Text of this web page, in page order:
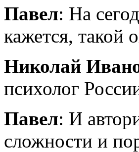
Павел: На
кажется,
Николай
психолог
Павел: И
сложности и